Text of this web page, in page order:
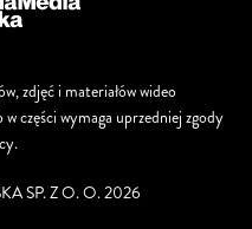
zdjęć i materiałów wideo
części wymaga uprzedniej zgody
SP. Z O. O. 2026